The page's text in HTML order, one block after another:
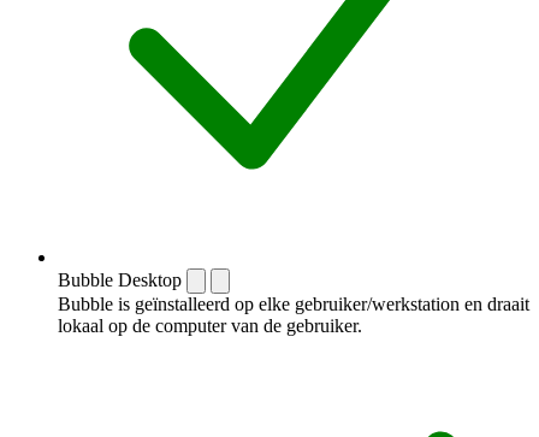
Bubble Desktop
Bubble is geïnstalleerd op elke gebruiker/werkstation en draait
lokaal op de computer van de gebruiker.